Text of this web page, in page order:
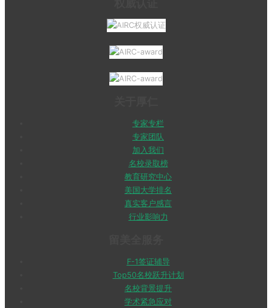
专家专栏
专家团队
加入我们
名校录取榜
教育研究中心
美国大学排名
真实客户感言
行业影响力
F-1签证辅导
Top50名校跃升计划
名校背景提升
学术紧急应对